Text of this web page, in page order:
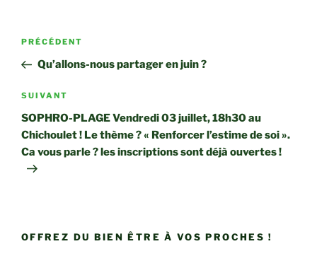
Navigation
l’article
Article
précédent
PRÉCÉDENT
Qu’allons-nous partager en juin ?
Article
suivant
SUIVANT
SOPHRO-PLAGE Vendredi 03 juillet, 18h30 au
Chichoulet ! Le thème ? « Renforcer l’estime de soi ».
Ca vous parle ? les inscriptions sont déjà ouvertes !
OFFREZ DU BIEN ÊTRE À VOS PROCHES !